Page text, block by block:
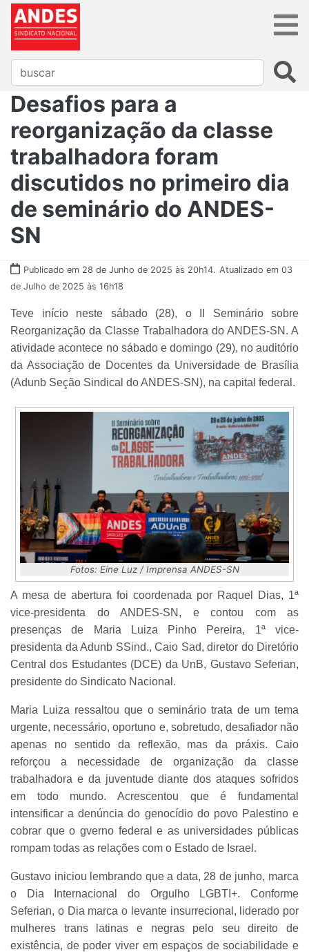
Desafios para a
reorganização da classe
trabalhadora foram
discutidos no primeiro dia
de seminário do ANDES-
SN
Publicado em 28 de Junho de 2025 às 20h14. Atualizado em 03
de Julho de 2025 às 16h18
Teve início neste sábado (28), o II Seminário sobre
Reorganização da Classe Trabalhadora do ANDES-SN. A
atividade acontece no sábado e domingo (29), no auditório
da Associação de Docentes da Universidade de Brasília
(Adunb Seção Sindical do ANDES-SN), na capital federal.
Fotos: Eine Luz / Imprensa ANDES-SN
A mesa de abertura foi coordenada por Raquel Dias, 1ª
vice-presidenta do ANDES-SN, e contou com as
presenças de Maria Luiza Pinho Pereira, 1ª vice-
presidenta da Adunb SSind., Caio Sad, diretor do Diretório
Central dos Estudantes (DCE) da UnB, Gustavo Seferian,
presidente do Sindicato Nacional.
Maria Luiza ressaltou que o seminário trata de um tema
urgente, necessário, oportuno e, sobretudo, desafiador não
apenas no sentido da reflexão, mas da práxis. Caio
reforçou a necessidade de organização da classe
trabalhadora e da juventude diante dos ataques sofridos
em todo mundo. Acrescentou que é fundamental
intensificar a denúncia do genocídio do povo Palestino e
cobrar que o gverno federal e as universidades públicas
rompam todas as relações com o Estado de Israel.
Gustavo iniciou lembrando que a data, 28 de junho, marca
o Dia Internacional do Orgulho LGBTI+. Conforme
Seferian, o Dia marca o levante insurrecional, liderado por
mulheres trans latinas e negras pelo seu direito de
existência, de poder viver em espaços de sociabilidade e